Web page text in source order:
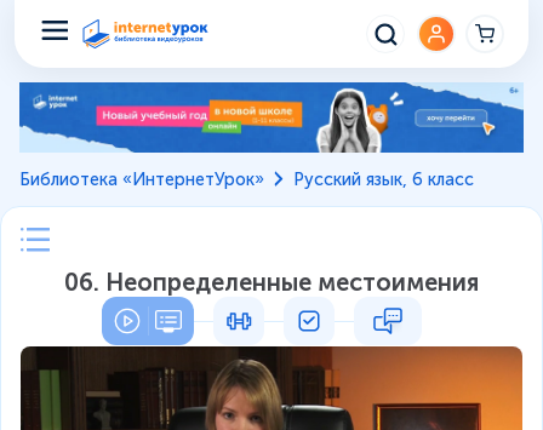
Библиотека «ИнтернетУрок» Русский язык, 6 класс
06. Неопределенные местоимения